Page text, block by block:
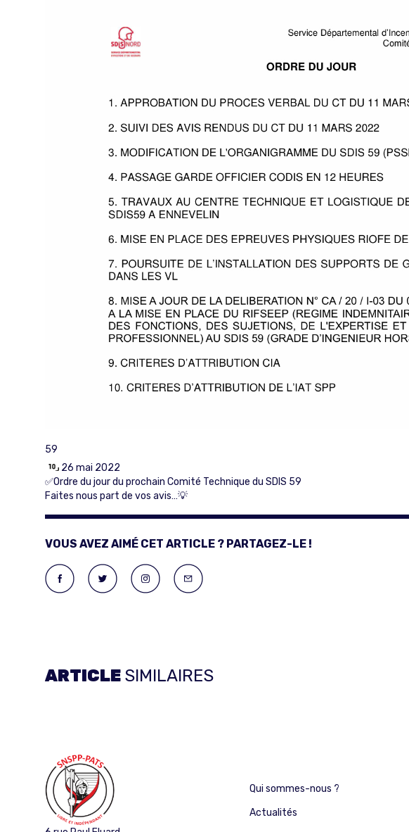
59
26 mai 2022
✅Ordre du jour du prochain Comité Technique du SDIS 59
Faites nous part de vos avis…💡
VOUS AVEZ AIMÉ CET ARTICLE ? PARTAGEZ-LE !
ARTICLE SIMILAIRES
Qui sommes-nous ?
Actualités